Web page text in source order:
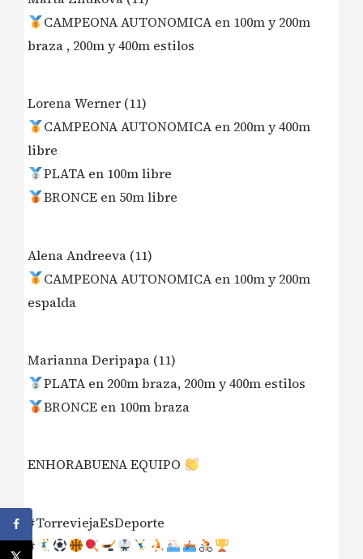
CAMPEONA AUTONOMICA en 100m y 200m
braza , 200m y 400m estilos
Lorena Werner (11)
CAMPEONA AUTONOMICA en 200m y 400m
libre
PLATA en 100m libre
BRONCE en 50m libre
Alena Andreeva (11)
CAMPEONA AUTONOMICA en 100m y 200m
espalda
Marianna Deripapa (11)
PLATA en 200m braza, 200m y 400m estilos
BRONCE en 100m braza
ENHORABUENA EQUIPO
#TorreviejaEsDeporte
#